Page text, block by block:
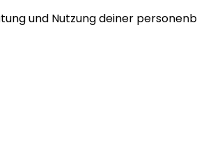
Personalisierbar
und Nutzung deiner